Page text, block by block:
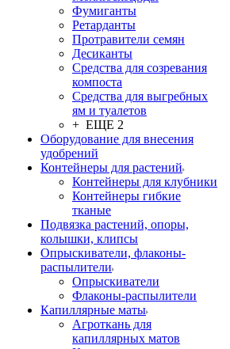
Фумиганты
Ретарданты
Протравители семян
Десиканты
Средства для созревания
компоста
Средства для выгребных
ям и туалетов
+ ЕЩЕ 2
Оборудование для внесения
удобрений
Контейнеры для растений
Контейнеры для клубники
Контейнеры гибкие
тканые
Подвязка растений, опоры,
колышки, клипсы
Опрыскиватели, флаконы-
распылители
Опрыскиватели
Флаконы-распылители
Капиллярные маты
Агроткань для
капиллярных матов